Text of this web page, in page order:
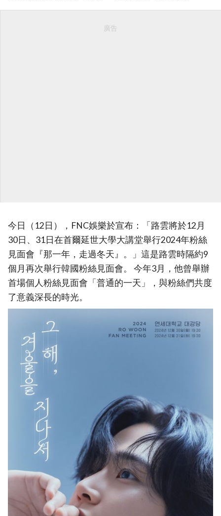
廣告
今日（12日），FNC娛樂於宣布：「路雲將於12月
30日、31日在首爾延世大學大講堂舉行2024年粉絲
見面會『那一年，走過冬天』。」這是路雲時隔約9
個月再次舉行韓國粉絲見面會。 今年3月，他曾舉辦
首場個人粉絲見面會「普通的一天」，與粉絲們共度
了意義深長的時光。